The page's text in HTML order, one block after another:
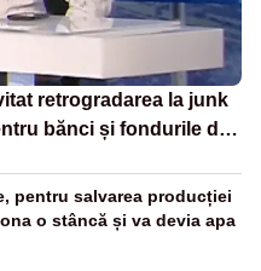
retrogradarea la junk
bănci și fondurile de
pentru salvarea producției
o stâncă și va devia apa